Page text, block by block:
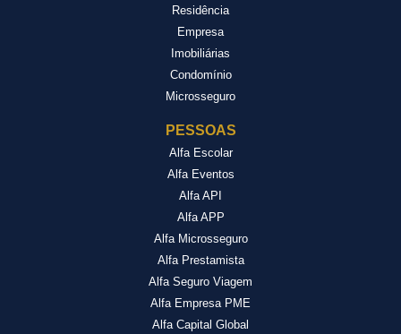
Residência
Empresa
Imobiliárias
Condomínio
Microsseguro
PESSOAS
Alfa Escolar
Alfa Eventos
Alfa API
Alfa APP
Alfa Microsseguro
Alfa Prestamista
Alfa Seguro Viagem
Alfa Empresa PME
Alfa Capital Global